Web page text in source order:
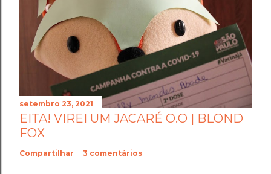
setembro 23, 2021
EITA! VIREI UM JACARÉ O.O | BLOND
FOX
Compartilhar 3 comentários